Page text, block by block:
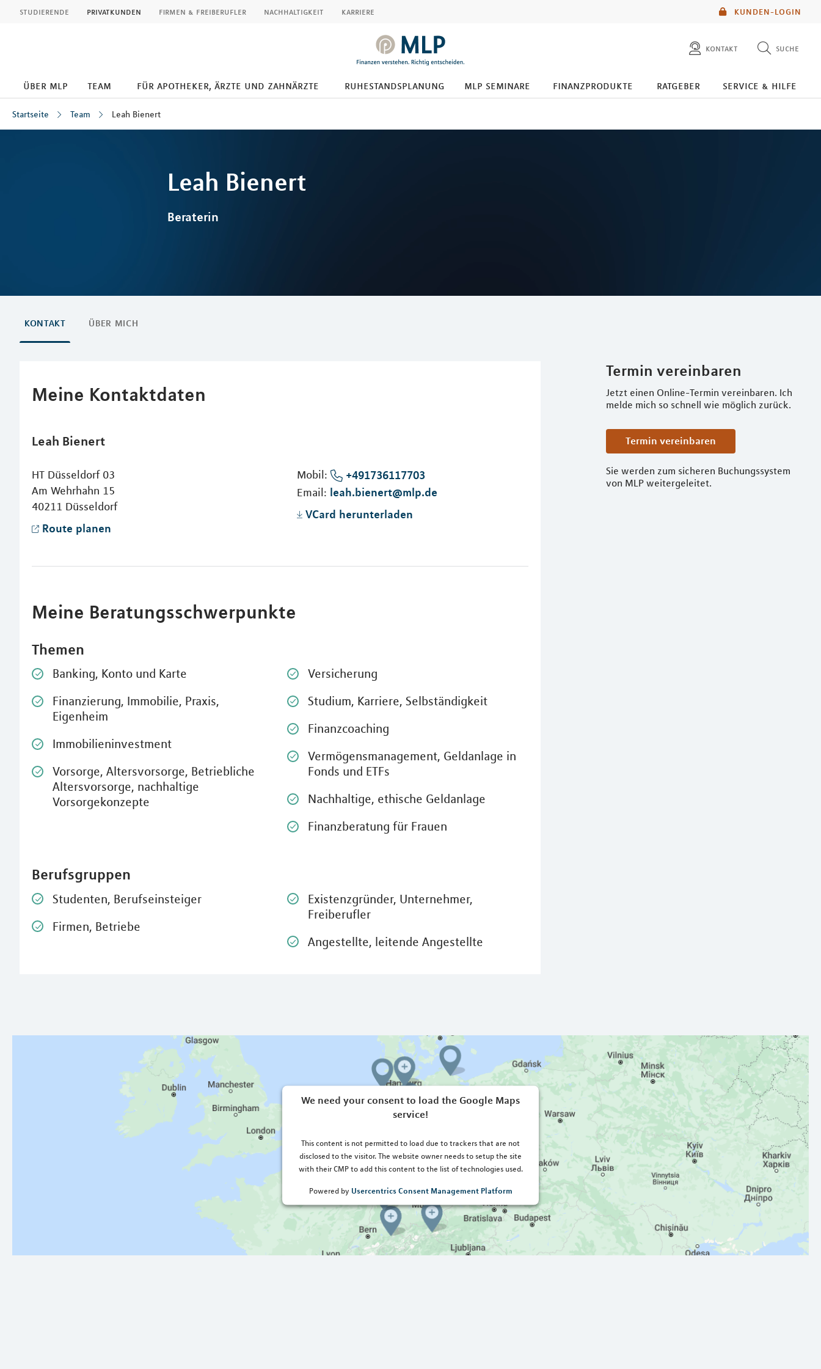
KUNDEN-LOGIN
studierende privatkunden firmen & freiberufler nachhaltigkeit karriere
kontakt suche
diese website durchsuchen
über mlp team für apotheker, ärzte und zahnärzte ruhestandsplanung mlp seminare finanzprodukte ratgeber service & hilfe
Startseite Team Leah Bienert
Leah Bienert
Beraterin
KONTAKT ÜBER MICH
Termin vereinbaren
Jetzt einen Online-Termin vereinbaren. Ich
melde mich so schnell wie möglich zurück.
Termin vereinbaren
Sie werden zum sicheren Buchungssystem
von MLP weitergeleitet.
Meine Kontaktdaten
Leah Bienert
HT Düsseldorf 03
Am Wehrhahn 15
40211 Düsseldorf
Route planen
Mobil:
+491736117703
Email: leah.bienert@mlp.de
VCard herunterladen
Meine Beratungsschwerpunkte
Themen
Banking, Konto und Karte
Finanzierung, Immobilie, Praxis,
Eigenheim
Immobilieninvestment
Vorsorge, Altersvorsorge, Betriebliche
Altersvorsorge, nachhaltige
Vorsorgekonzepte
Versicherung
Studium, Karriere, Selbständigkeit
Finanzcoaching
Vermögensmanagement, Geldanlage in
Fonds und ETFs
Nachhaltige, ethische Geldanlage
Finanzberatung für Frauen
Berufsgruppen
Studenten, Berufseinsteiger
Firmen, Betriebe
Existenzgründer, Unternehmer,
Freiberufler
Angestellte, leitende Angestellte
We need your consent to load the Google Maps
service!
This content is not permitted to load due to trackers that are not
disclosed to the visitor. The website owner needs to setup the site
with their CMP to add this content to the list of technologies used.
Powered by Usercentrics Consent Management Platform